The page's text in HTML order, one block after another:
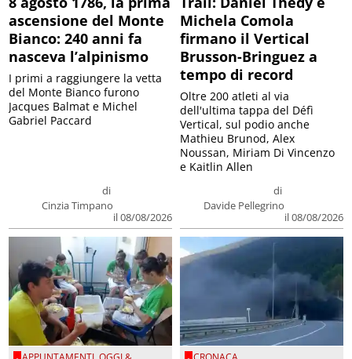
ascensione del Monte
Bianco: 240 anni fa
nasceva l’alpinismo
di
Cinzia Timpano
il 08/08/2026
I primi a raggiungere la vetta
del Monte Bianco furono
Jacques Balmat e Michel
Gabriel Paccard
Michela Comola
firmano il Vertical
Brusson-Bringuez a
tempo di record
di
Davide Pellegrino
il 08/08/2026
Oltre 200 atleti al via
dell'ultima tappa del Défì
Vertical, sul podio anche
Mathieu Brunod, Alex
Noussan, Miriam Di Vincenzo
e Kaitlin Allen